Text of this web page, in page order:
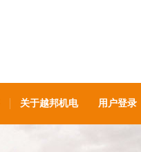
关于越邦机电 用户登录